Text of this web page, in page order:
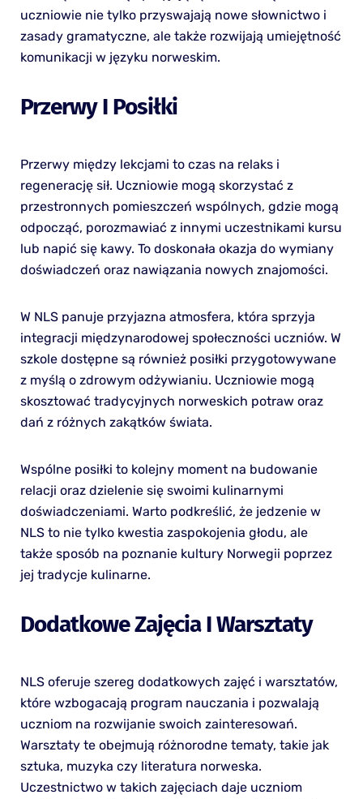
uczniowie nie tylko przyswajają nowe słownictwo i
zasady gramatyczne, ale także rozwijają umiejętność
komunikacji w języku norweskim.
Przerwy I Posiłki
Przerwy między lekcjami to czas na relaks i
regenerację sił. Uczniowie mogą skorzystać z
przestronnych pomieszczeń wspólnych, gdzie mogą
odpocząć, porozmawiać z innymi uczestnikami kursu
lub napić się kawy. To doskonała okazja do wymiany
doświadczeń oraz nawiązania nowych znajomości.
W NLS panuje przyjazna atmosfera, która sprzyja
integracji międzynarodowej społeczności uczniów. W
szkole dostępne są również posiłki przygotowywane
z myślą o zdrowym odżywianiu. Uczniowie mogą
skosztować tradycyjnych norweskich potraw oraz
dań z różnych zakątków świata.
Wspólne posiłki to kolejny moment na budowanie
relacji oraz dzielenie się swoimi kulinarnymi
doświadczeniami. Warto podkreślić, że jedzenie w
NLS to nie tylko kwestia zaspokojenia głodu, ale
także sposób na poznanie kultury Norwegii poprzez
jej tradycje kulinarne.
Dodatkowe Zajęcia I Warsztaty
NLS oferuje szereg dodatkowych zajęć i warsztatów,
które wzbogacają program nauczania i pozwalają
uczniom na rozwijanie swoich zainteresowań.
Warsztaty te obejmują różnorodne tematy, takie jak
sztuka, muzyka czy literatura norweska.
Uczestnictwo w takich zajęciach daje uczniom